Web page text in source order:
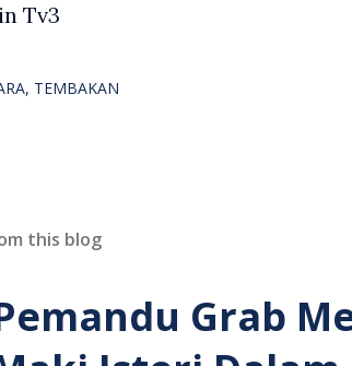
Tv3
TEMBAKAN
this blog
Grab